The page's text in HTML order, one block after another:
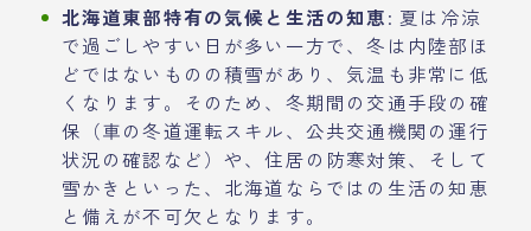
北海道東部特有の気候と生活の知恵: 夏は冷涼
で過ごしやすい日が多い一方で、冬は内陸部ほ
どではないものの積雪があり、気温も非常に低
くなります。そのため、冬期間の交通手段の確
保（車の冬道運転スキル、公共交通機関の運行
状況の確認など）や、住居の防寒対策、そして
雪かきといった、北海道ならではの生活の知恵
と備えが不可欠となります。